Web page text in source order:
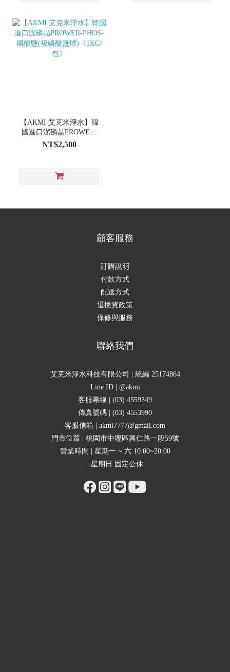
【AKMI 艾克米淨水】韓
國進口潔磷晶PROWER-
PHOS-磷酸鹽(複磷酸鹽球)
NT$2,500
顧客服務
訂購說明
付款方式
配送方式
退換貨政策
保修與服務
聯絡我們
艾克米淨水科技有限公司 | 統編 25174864
Line ID | @akmi
客服專線 | (03) 4559349
傳真號碼 | (03) 4553990
客服信箱 | akmi7777@gmail.com
門市位置 | 桃園市中壢區興仁路一段59號
營業時間 | 星期一 ~ 六 10:00~20:00
| 星期日 固定公休